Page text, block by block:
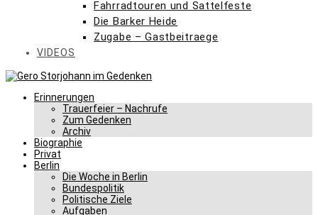
Fahrradtouren und Sattelfeste
Die Barker Heide
Zugabe – Gastbeitraege
VIDEOS
Erinnerungen
Trauerfeier – Nachrufe
Zum Gedenken
Archiv
Biographie
Privat
Berlin
Die Woche in Berlin
Bundespolitik
Politische Ziele
Aufgaben